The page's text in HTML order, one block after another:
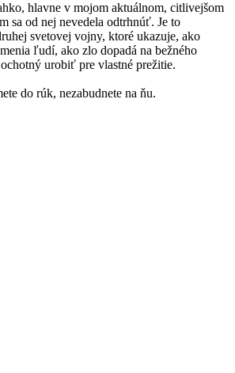
hlavne v mojom aktuálnom, citlivejšom
sa od nej nevedela odtrhnúť. Je to
svetovej vojny, ktoré ukazuje, ako
ľudí, ako zlo dopadá na bežného
urobiť pre vlastné prežitie.
do rúk, nezabudnete na ňu.